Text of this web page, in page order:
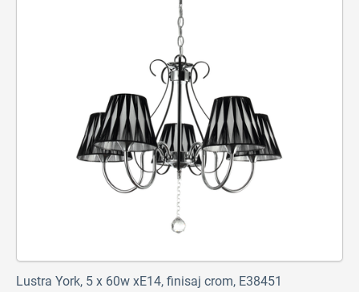
Lustra York, 5 x 60w xE14, finisaj crom, E38451